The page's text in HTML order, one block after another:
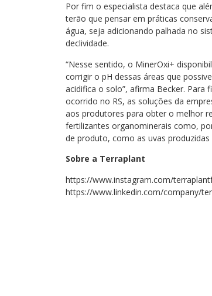
Por fim o especialista destaca que
terão que pensar em práticas
água, seja adicionando palhada no
declividade.
“Nesse sentido, o MinerOxi+
corrigir o pH dessas áreas que
acidifica o solo”, afirma Becker. Para
ocorrido no RS, as soluções da
aos produtores para obter o melhor
fertilizantes organominerais como,
de produto, como as uvas produzidas
Sobre a Terraplant
https://www.instagram.com/
https://www.linkedin.com/company/